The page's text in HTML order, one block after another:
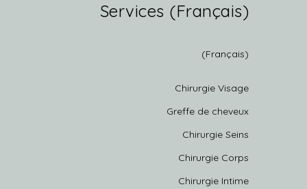
(Français) Services
(Français)
Chirurgie Visage
Greffe de cheveux
Chirurgie Seins
Chirurgie Corps
Chirurgie Intime